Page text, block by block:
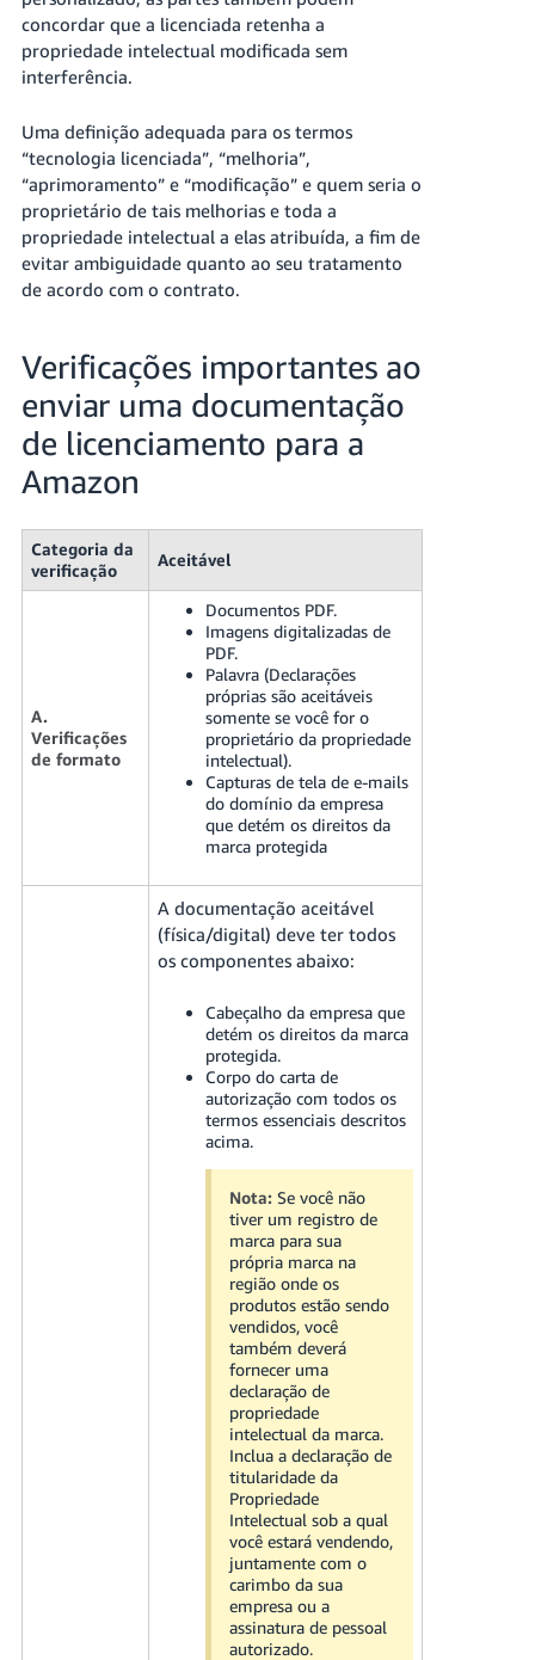
concordar que a licenciada retenha a
propriedade intelectual modificada sem
interferência.
Uma definição adequada para os termos
“tecnologia licenciada”, “melhoria”,
“aprimoramento” e “modificação” e quem seria o
proprietário de tais melhorias e toda a
propriedade intelectual a elas atribuída, a fim de
evitar ambiguidade quanto ao seu tratamento
de acordo com o contrato.
Verificações importantes ao
enviar uma documentação
de licenciamento para a
Amazon
Categoria da
verificação
Aceitável
A.
Verificações
de formato
Documentos PDF.
Imagens digitalizadas de
PDF.
Palavra (Declarações
próprias são aceitáveis
somente se você for o
proprietário da propriedade
intelectual).
Capturas de tela de e-mails
do domínio da empresa
que detém os direitos da
marca protegida
A documentação aceitável
(física/digital) deve ter todos
os componentes abaixo:
Cabeçalho da empresa que
detém os direitos da marca
protegida.
Corpo do carta de
autorização com todos os
termos essenciais descritos
acima.
Nota: Se você não
tiver um registro de
marca para sua
própria marca na
região onde os
produtos estão sendo
vendidos, você
também deverá
fornecer uma
declaração de
propriedade
intelectual da marca.
Inclua a declaração de
titularidade da
Propriedade
Intelectual sob a qual
você estará vendendo,
juntamente com o
carimbo da sua
empresa ou a
assinatura de pessoal
autorizado.